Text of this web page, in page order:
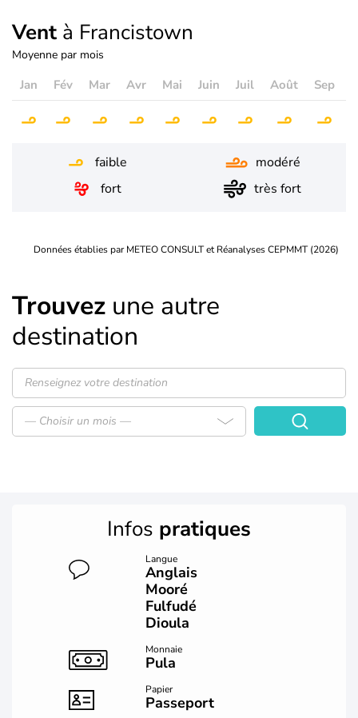
Vent à Francistown
Moyenne par mois
Jan Fév Mar Avr Mai Juin Juil Août Sep
faible
modéré
fort
très fort
Données établies par METEO CONSULT et Réanalyses CEPMMT (2026)
Trouvez une autre
destination
— Choisir un mois —
Infos pratiques
Langue
Anglais
Mooré
Fulfudé
Dioula
Monnaie
Pula
Papier
Passeport